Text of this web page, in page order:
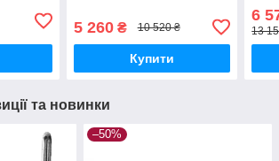
5 260₴ 10 520 ₴
Купити
6
13
та новинки
–50%